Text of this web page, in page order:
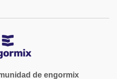
de engormix